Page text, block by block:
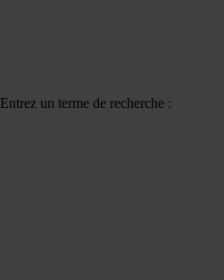
Entrez un terme de recherche :